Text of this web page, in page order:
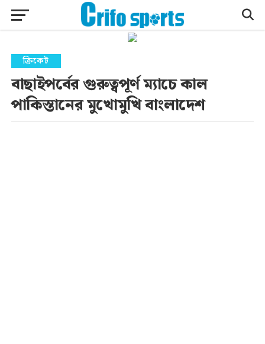
ক্রিকেট
বাছাইপর্বের গুরুত্বপূর্ণ ম্যাচে কাল
পাকিস্তানের মুখোমুখি বাংলাদেশ